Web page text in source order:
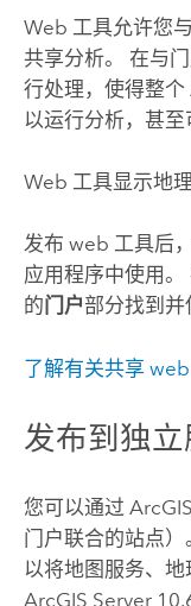
Web 工具允许您与
共享分析。 在与
行处理，使得整
以运行分析，甚至
Web 工具显示地
发布 web 工具后
应用程序中使用。
的门户部分找到并
了解有关共享
发布到独
您可以通过
门户联合的站点
以将地图服务、
ArcGIS Server